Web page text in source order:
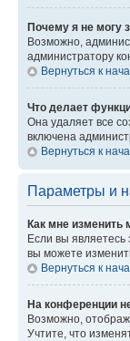
Почему я не могу
Возможно,
администратору
Вернуться к
Что делает
Она удаляет все
включена
Вернуться к
Параметры и
Как мне изменить
Если вы
вы можете
Вернуться к
На конференции
Возможно,
Учтите, что